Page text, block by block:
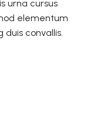
urna cursus
elementum
convallis.